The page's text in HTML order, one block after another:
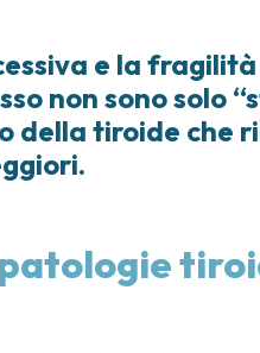
e la
non sono solo
della tiroide che